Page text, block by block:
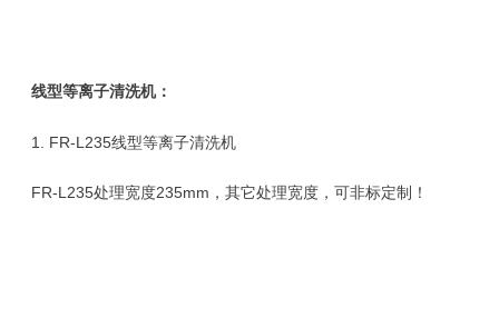
线型等离子清洗机：
1. FR-L235线型等离子清洗机
FR-L235处理宽度235mm，其它处理宽度，可非标定制！